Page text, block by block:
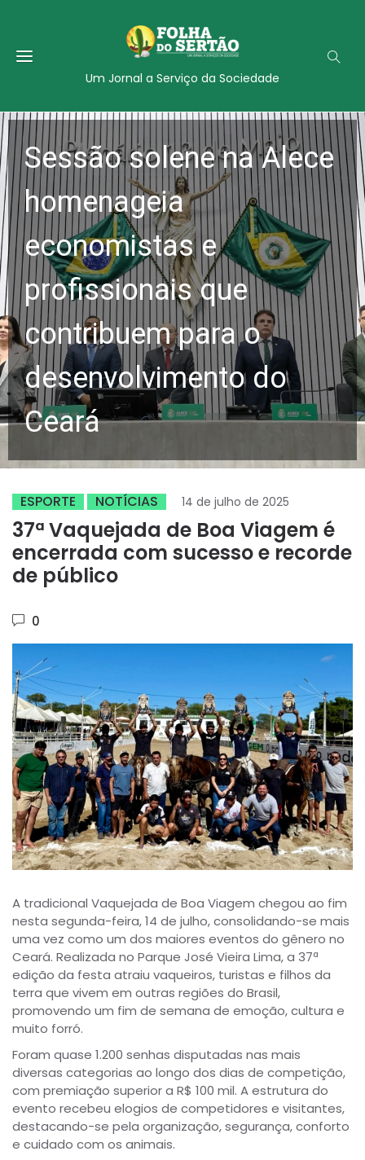
Um Jornal a Serviço da Sociedade
Sessão solene na Alece
homenageia
economistas e
profissionais que
contribuem para o
desenvolvimento do
Ceará
ESPORTE NOTÍCIAS 14 de julho de 2025
37ª Vaquejada de Boa Viagem é
encerrada com sucesso e recorde
de público
0
A tradicional Vaquejada de Boa Viagem chegou ao fim
nesta segunda-feira, 14 de julho, consolidando-se mais
uma vez como um dos maiores eventos do gênero no
Ceará. Realizada no Parque José Vieira Lima, a 37ª
edição da festa atraiu vaqueiros, turistas e filhos da
terra que vivem em outras regiões do Brasil,
promovendo um fim de semana de emoção, cultura e
muito forró.
Foram quase 1.200 senhas disputadas nas mais
diversas categorias ao longo dos dias de competição,
com premiação superior a R$ 100 mil. A estrutura do
evento recebeu elogios de competidores e visitantes,
destacando-se pela organização, segurança, conforto
e cuidado com os animais.